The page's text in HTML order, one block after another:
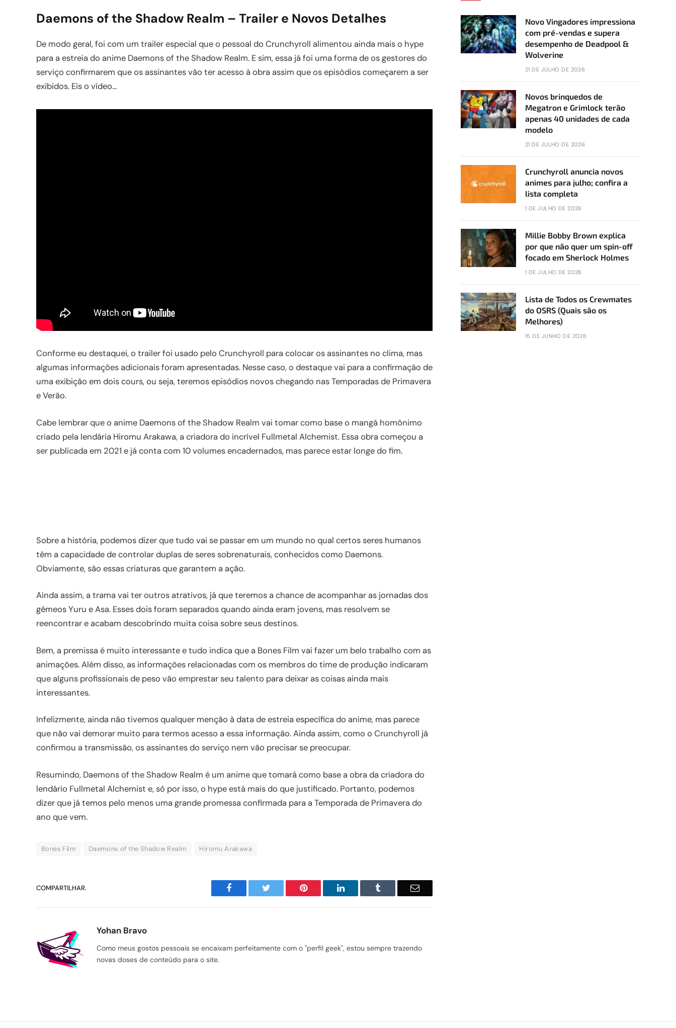
Daemons of the Shadow Realm – Trailer e Novos Detalhes
De modo geral, foi com um trailer especial que o pessoal do Crunchyroll alimentou ainda mais o hype
para a estreia do anime Daemons of the Shadow Realm. E sim, essa já foi uma forma de os gestores do
serviço confirmarem que os assinantes vão ter acesso à obra assim que os episódios começarem a ser
exibidos. Eis o vídeo…
Conforme eu destaquei, o trailer foi usado pelo Crunchyroll para colocar os assinantes no clima, mas
algumas informações adicionais foram apresentadas. Nesse caso, o destaque vai para a confirmação de
uma exibição em dois cours, ou seja, teremos episódios novos chegando nas Temporadas de Primavera
e Verão.
Cabe lembrar que o anime Daemons of the Shadow Realm vai tomar como base o mangá homônimo
criado pela lendária Hiromu Arakawa, a criadora do incrível Fullmetal Alchemist. Essa obra começou a
ser publicada em 2021 e já conta com 10 volumes encadernados, mas parece estar longe do fim.
Sobre a história, podemos dizer que tudo vai se passar em um mundo no qual certos seres humanos
têm a capacidade de controlar duplas de seres sobrenaturais, conhecidos como Daemons.
Obviamente, são essas criaturas que garantem a ação.
Ainda assim, a trama vai ter outros atrativos, já que teremos a chance de acompanhar as jornadas dos
gêmeos Yuru e Asa. Esses dois foram separados quando ainda eram jovens, mas resolvem se
reencontrar e acabam descobrindo muita coisa sobre seus destinos.
Bem, a premissa é muito interessante e tudo indica que a Bones Film vai fazer um belo trabalho com as
animações. Além disso, as informações relacionadas com os membros do time de produção indicaram
que alguns profissionais de peso vão emprestar seu talento para deixar as coisas ainda mais
interessantes.
Infelizmente, ainda não tivemos qualquer menção à data de estreia específica do anime, mas parece
que não vai demorar muito para termos acesso a essa informação. Ainda assim, como o Crunchyroll já
confirmou a transmissão, os assinantes do serviço nem vão precisar se preocupar.
Resumindo, Daemons of the Shadow Realm é um anime que tomará como base a obra da criadora do
lendário Fullmetal Alchemist e, só por isso, o hype está mais do que justificado. Portanto, podemos
dizer que já temos pelo menos uma grande promessa confirmada para a Temporada de Primavera do
ano que vem.
Bones Film Daemons of the Shadow Realm Hiromu Arakawa
COMPARTILHAR. Facebook Twitter Pinterest LinkedIn Tumblr Email
Yohan Bravo
Como meus gostos pessoais se encaixam perfeitamente com o "perfil geek", estou sempre trazendo
novas doses de conteúdo para o site.
Novo Vingadores impressiona
com pré-vendas e supera
desempenho de Deadpool &
Wolverine
21 DE JULHO DE 2026
Novos brinquedos de
Megatron e Grimlock terão
apenas 40 unidades de cada
modelo
21 DE JULHO DE 2026
Crunchyroll anuncia novos
animes para julho; confira a
lista completa
1 DE JULHO DE 2026
Millie Bobby Brown explica
por que não quer um spin-off
focado em Sherlock Holmes
1 DE JULHO DE 2026
Lista de Todos os Crewmates
do OSRS (Quais são os
Melhores)
15 DE JUNHO DE 2026